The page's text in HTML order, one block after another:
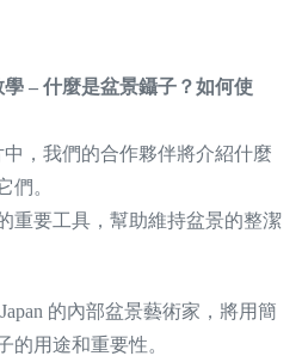
學 – 什麼是盆景鑷子？如何使
，我們的合作夥伴將介紹什麼
們。
重要工具，幫助維持盆景的整潔
Japan 的內部盆景藝術家，將用簡
的用途和重要性。